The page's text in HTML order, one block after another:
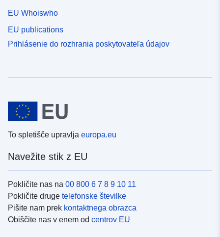
EU Whoiswho
EU publications
Prihlásenie do rozhrania poskytovateľa údajov
To spletišče upravlja europa.eu
Navežite stik z EU
Pokličite nas na 00 800 6 7 8 9 10 11
Pokličite druge telefonske številke
Pišite nam prek kontaktnega obrazca
Obiščite nas v enem od centrov EU